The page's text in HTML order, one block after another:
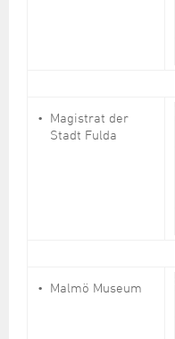
Magistrat der
Stadt Fulda
Malmö Museum